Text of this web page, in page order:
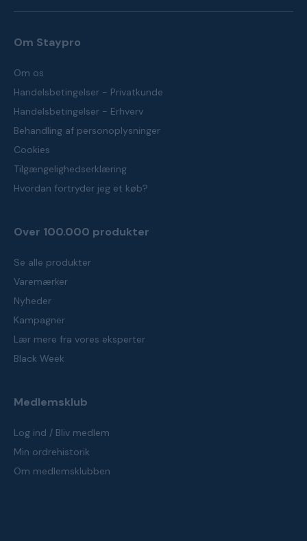
Om Staypro
Om os
Handelsbetingelser - Privatkunde
Handelsbetingelser - Erhverv
Behandling af personoplysninger
Cookies
Tilgængelighedserklæring
Hvordan fortryder jeg et køb?
Over 100.000 produkter
Se alle produkter
Varemærker
Nyheder
Kampagner
Lær mere fra vores eksperter
Black Week
Medlemsklub
Log ind / Bliv medlem
Min ordrehistorik
Om medlemsklubben